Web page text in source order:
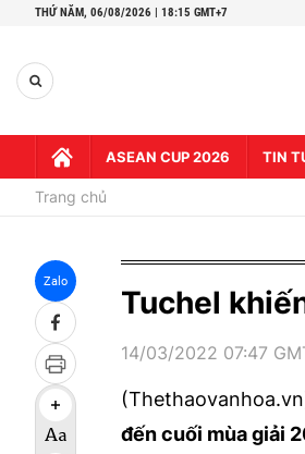
THỨ NĂM, 06/08/2026 | 18:15 GMT+7
ASEAN CUP 2026 TIN
Trang chủ
Zalo
Tuchel
14/03/2022 07:47
đến cuối mùa giải